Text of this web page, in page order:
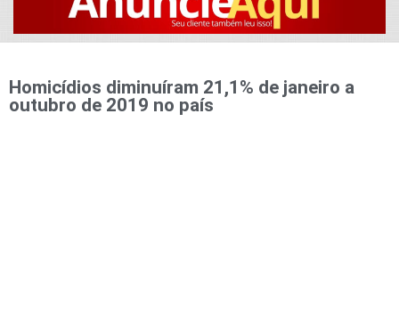
Homicídios diminuíram 21,1% de janeiro a
outubro de 2019 no país